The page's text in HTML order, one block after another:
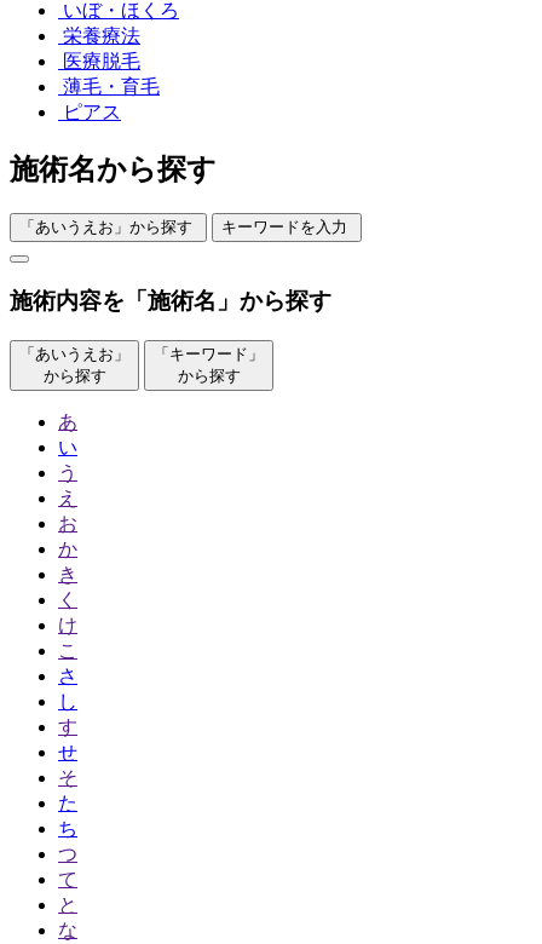
いぼ・ほくろ
栄養療法
医療脱毛
薄毛・育毛
ピアス
施術名から探す
「あいうえお」から探す キーワードを入力
施術内容を「施術名」から探す
「あいうえお」
から探す
「キーワード」
から探す
あ
い
う
え
お
か
き
く
け
こ
さ
し
す
せ
そ
た
ち
つ
て
と
な